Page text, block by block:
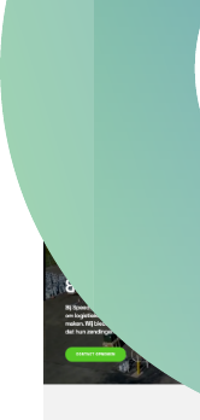
Voor
gerealiseerd.
een optimale
geoptimaliseerd